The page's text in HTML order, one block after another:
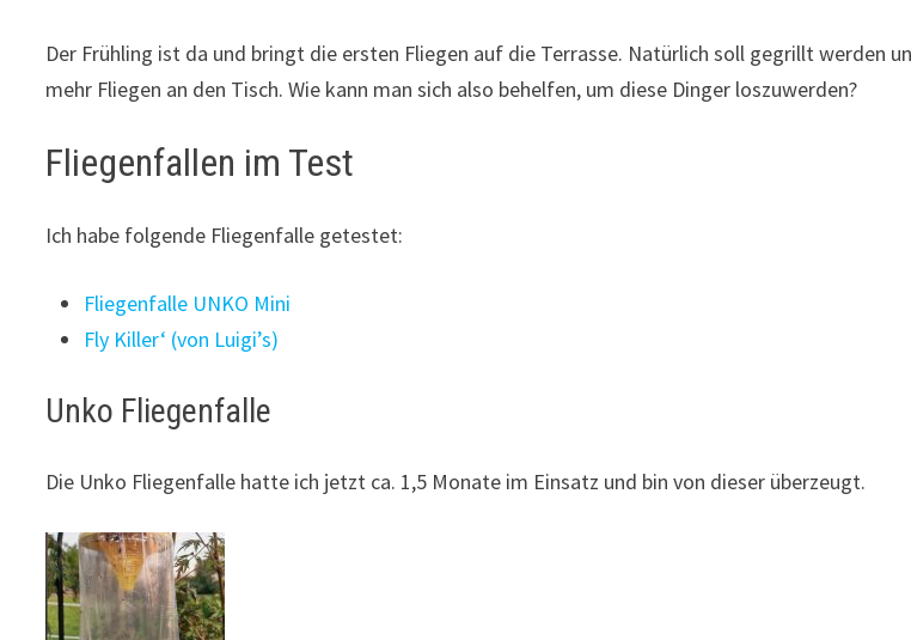
Der Frühling ist da und bringt die ersten Fliegen auf die Terrasse. Natürlich soll gegrillt werden
mehr Fliegen an den Tisch. Wie kann man sich also behelfen, um diese Dinger loszuwerden?
Fliegenfallen im Test
Ich habe folgende Fliegenfalle getestet:
Fliegenfalle UNKO Mini
Fly Killer‘ (von Luigi’s)
Unko Fliegenfalle
Die Unko Fliegenfalle hatte ich jetzt ca. 1,5 Monate im Einsatz und bin von dieser überzeugt.